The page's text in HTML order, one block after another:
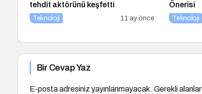
tehdit aktörünü keşfetti
Teknoloji 11 ay önce
Önerisi
Teknoloji
Bir Cevap Yaz
E-posta adresiniz yayınlanmayacak. Gerekli alanlar